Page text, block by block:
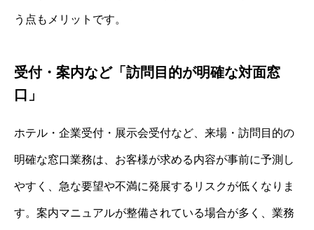
う点もメリットです。
受付・案内など「訪問目的が明確な対面窓
口」
ホテル・企業受付・展示会受付など、来場・訪問目的の
明確な窓口業務は、お客様が求める内容が事前に予測し
やすく、急な要望や不満に発展するリスクが低くなりま
す。案内マニュアルが整備されている場合が多く、業務